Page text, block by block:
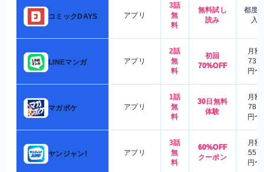
コミックDAYS アプリ
3話
無
料
無料試し
読み
都度
入
LINEマンガ アプリ
2話
無
料
初回
70%OFF
月額
730
円〜
マガポケ アプリ
1話
無
料
30日無料
体験
月額
780
円〜
ヤンジャン! アプリ
3話
無
料
60%OFF
クーポン
月額
550
円〜